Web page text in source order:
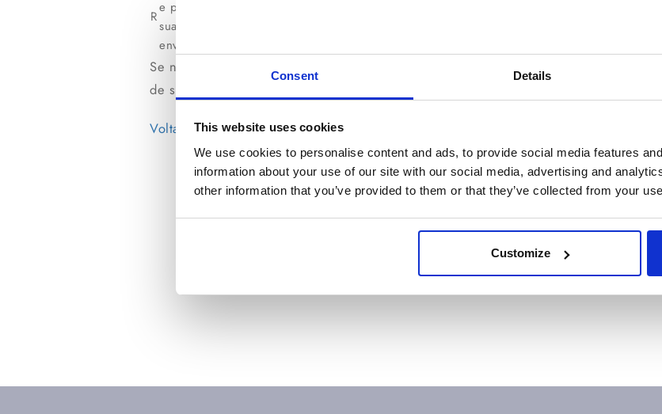
Consent Details
This website uses cookies
We use cookies to personalise content and ads, to provide social media features
information about your use of our site with our social media, advertising and
other information that you’ve provided to them or that they’ve collected from your
Customize
R
e para atualizá-la. Você não precisa baixar a sua versão atual para atualizar e fazer o
sua chave de atualização, insira o seu e-mail na nossa página do gerenciador de licenças
enviado para você em até 30 minutos. Por favor, lembre-se de que é importante verificar a
Se não tiver encontrado a resposta para a sua pergunta, crie um pedido de suporte
de suporte.
Voltar